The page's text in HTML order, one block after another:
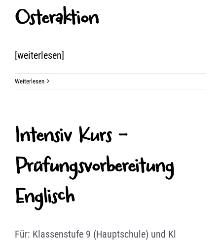
Osteraktion
[weiterlesen]
Weiterlesen
Intensiv Kurs -
Prüfungsvorbereitung
Englisch
Für: Klassenstufe 9 (Hauptschule) und Kl